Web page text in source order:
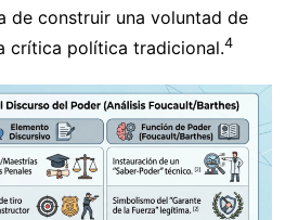
de construir una voluntad de
crítica política tradicional.4